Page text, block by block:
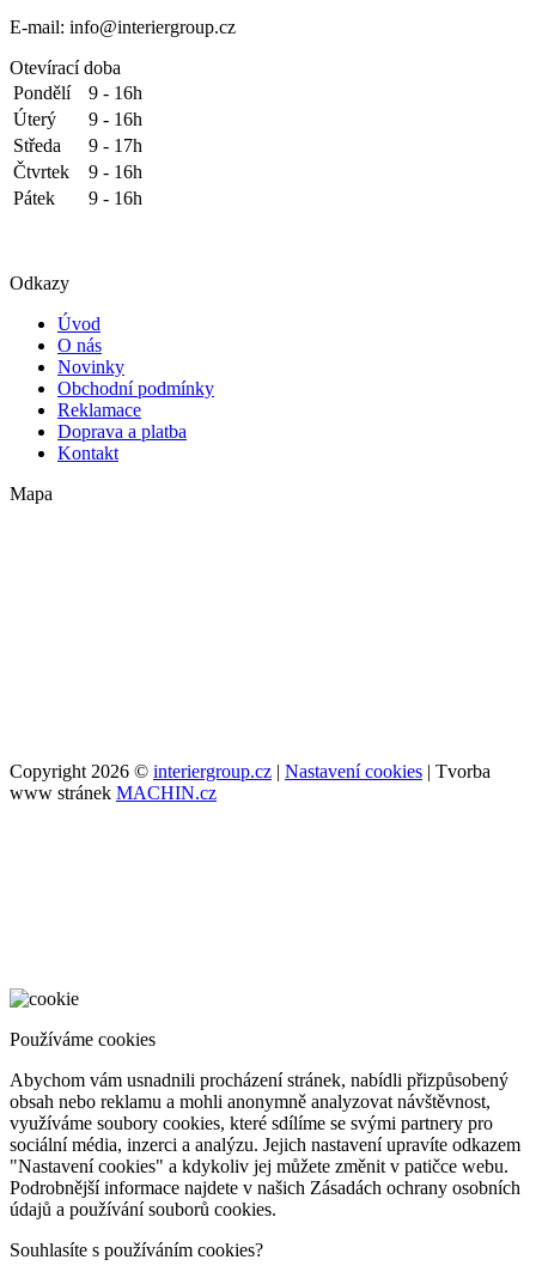
E-mail: info@interiergroup.cz
Otevírací doba
Pondělí
9 - 16h
Úterý
9 - 16h
Středa
9 - 17h
Čtvrtek
9 - 16h
Pátek
9 - 16h
Odkazy
Úvod
O nás
Novinky
Obchodní podmínky
Reklamace
Doprava a platba
Kontakt
Mapa
Copyright 2026 © interiergroup.cz | Nastavení cookies | Tvorba
www stránek MACHIN.cz
Používáme cookies
Abychom vám usnadnili procházení stránek, nabídli přizpůsobený
obsah nebo reklamu a mohli anonymně analyzovat návštěvnost,
využíváme soubory cookies, které sdílíme se svými partnery pro
sociální média, inzerci a analýzu. Jejich nastavení upravíte odkazem
"Nastavení cookies" a kdykoliv jej můžete změnit v patičce webu.
Podrobnější informace najdete v našich Zásadách ochrany osobních
údajů a používání souborů cookies.
Souhlasíte s používáním cookies?